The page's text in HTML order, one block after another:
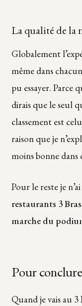
La qualité de la
Globalement
même dans
pu essayer. Parce
dirais que le seul
classement est
raison que je
moins bonne dans
Pour le reste je
restaurants 3
marche du
Pour conclure
Quand je vais au 3